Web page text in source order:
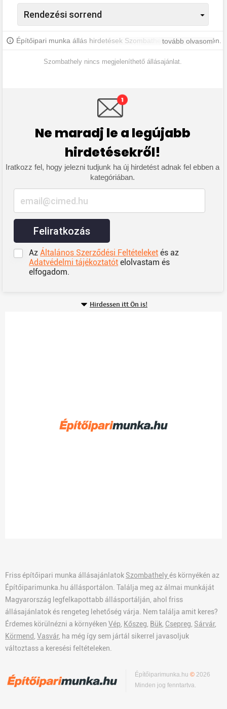
Építőipari munka állás hirdetések Szombathelyen és környékén.
tovább olvasom
Szombathely nincs megjeleníthető állásajánlat.
Ne maradj le a legújabb
hirdetésekről!
Iratkozz fel, hogy jelezni tudjunk ha új hirdetést adnak fel ebben a
kategóriában.
Feliratkozás
AzÁltalános Szerződési Feltételeket és az
Adatvédelmi tájékoztatót elolvastam és
elfogadom.
Hirdessen itt Ön is!
Friss építőipari munka állásajánlatok Szombathelyés környékén az
Építőiparimunka.hu állásportálon. Találja meg az álmai munkáját
Magyarország legfelkapottabb állásportálján, ahol friss
állásajánlatok és rengeteg lehetőség várja. Nem találja amit keres?
Érdemes körülnézni a környéken Vép Kőszeg Bük Csepreg Sárvár,
Körmend Vasvár, ha még így sem jártál sikerrel javasoljuk
változtass a keresési feltételeken.
Építőiparimunka.hu© 2026
Minden jog fenntartva.